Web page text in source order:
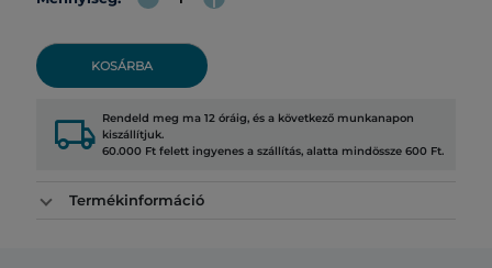
KOSÁRBA
local_shipping Rendeld meg ma 12 óráig, és a következő munkanapon
kiszállítjuk.
60.000 Ft felett ingyenes a szállítás, alatta mindössze 600 Ft.
Termékinformáció